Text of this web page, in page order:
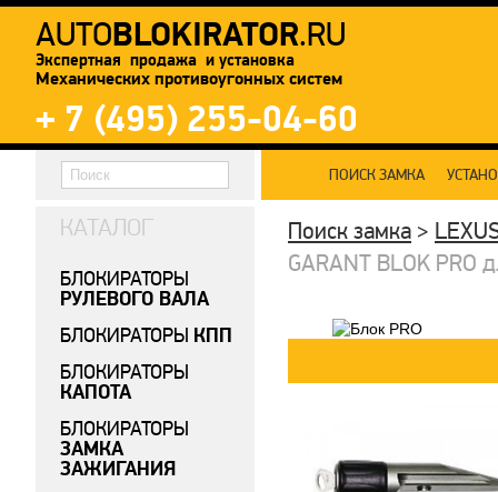
AUTOBLOKIRATOR.RU
Экспертная продажа и установка
Механических противоугонных систем
+ 7 (495) 255-04-60
ПОИСК ЗАМКА
Поиск замка >
GARANT BLOK
КАТАЛОГ
БЛОКИРАТОРЫ
РУЛЕВОГО ВАЛА
БЛОКИРАТОРЫ КПП
БЛОКИРАТОРЫ
КАПОТА
БЛОКИРАТОРЫ
ЗАМКА
ЗАЖИГАНИЯ